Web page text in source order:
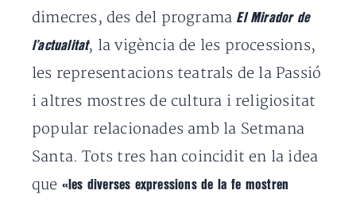
dimecres, des del programa El Mirador de
l’actualitat, la vigència de les processions,
les representacions teatrals de la Passió
i altres mostres de cultura i religiositat
popular relacionades amb la Setmana
Santa. Tots tres han coincidit en la idea
que «les diverses expressions de la fe mostren